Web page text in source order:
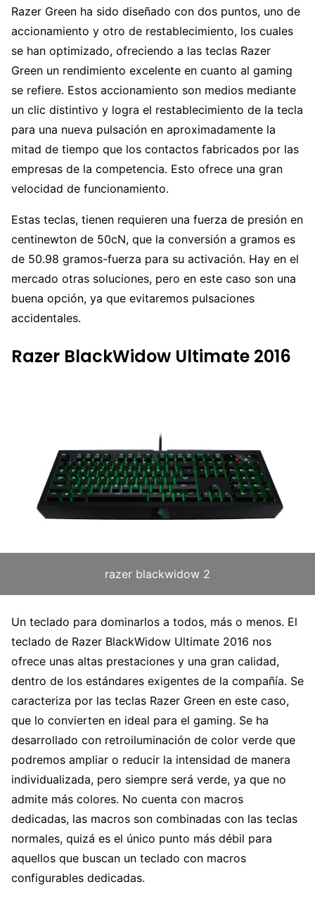
Razer Green ha sido diseñado con dos puntos, uno de
accionamiento y otro de restablecimiento, los cuales
se han optimizado, ofreciendo a las teclas Razer
Green un rendimiento excelente en cuanto al gaming
se refiere. Estos accionamiento son medios mediante
un clic distintivo y logra el restablecimiento de la tecla
para una nueva pulsación en aproximadamente la
mitad de tiempo que los contactos fabricados por las
empresas de la competencia. Esto ofrece una gran
velocidad de funcionamiento.
Estas teclas, tienen requieren una fuerza de presión en
centinewton de 50cN, que la conversión a gramos es
de 50.98 gramos-fuerza para su activación. Hay en el
mercado otras soluciones, pero en este caso son una
buena opción, ya que evitaremos pulsaciones
accidentales.
Razer BlackWidow Ultimate 2016
razer blackwidow 2
Un teclado para dominarlos a todos, más o menos. El
teclado de Razer BlackWidow Ultimate 2016 nos
ofrece unas altas prestaciones y una gran calidad,
dentro de los estándares exigentes de la compañía. Se
caracteriza por las teclas Razer Green en este caso,
que lo convierten en ideal para el gaming. Se ha
desarrollado con retroiluminación de color verde que
podremos ampliar o reducir la intensidad de manera
individualizada, pero siempre será verde, ya que no
admite más colores. No cuenta con macros
dedicadas, las macros son combinadas con las teclas
normales, quizá es el único punto más débil para
aquellos que buscan un teclado con macros
configurables dedicadas.